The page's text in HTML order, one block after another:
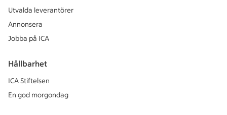
Utvalda leverantörer
Annonsera
Jobba på ICA
Hållbarhet
ICA Stiftelsen
En god morgondag